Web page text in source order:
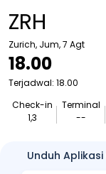
ZRH
Zurich, Jum, 7 Agt
18.00
Terjadwal: 18.00
Check-in
1,3
Terminal
--
Unduh